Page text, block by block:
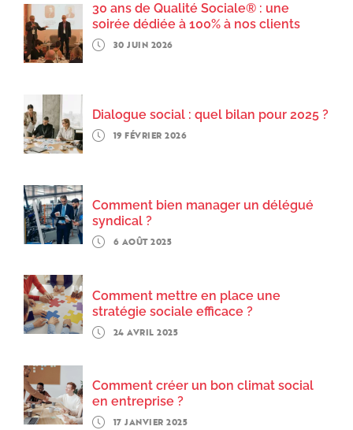
30 ans de Qualité Sociale® : une
soirée dédiée à 100% à nos clients
30 JUIN 2026
Dialogue social : quel bilan pour 2025 ?
19 FÉVRIER 2026
Comment bien manager un délégué
syndical ?
6 AOÛT 2025
Comment mettre en place une
stratégie sociale efficace ?
24 AVRIL 2025
Comment créer un bon climat social
en entreprise ?
17 JANVIER 2025